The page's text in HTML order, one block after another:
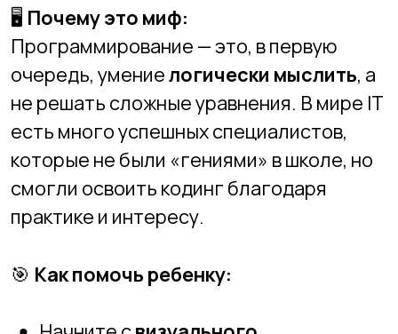
🎯Как помочь ребенку:
Начните свизуального
программирования(например,
Scratch) илипростых языков
(Python), где не нужно сразу
разбираться в сложных формулах.
Объясните ребенку, что главное —
это практика и желание учиться
делать нечего»